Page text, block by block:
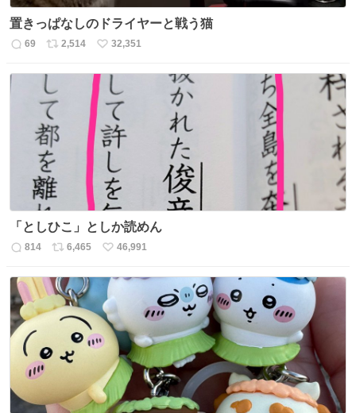
置きっぱなしのドライヤーと戦う猫
返
数
69
リ
ス
ト
数
2,514
い
ね
数
32,351
「としひこ」としか読めん
返
数
814
リ
ス
ト
数
6,465
い
ね
数
46,991